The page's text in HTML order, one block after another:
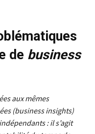
de business
aux mêmes
(business insights)
: il s’agit